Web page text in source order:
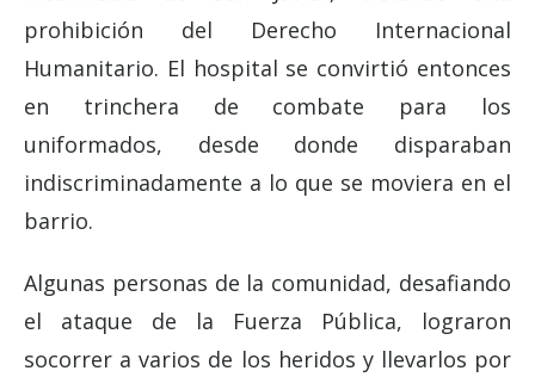
prohibición del Derecho Internacional
Humanitario. El hospital se convirtió entonces
en trinchera de combate para los
uniformados, desde donde disparaban
indiscriminadamente a lo que se moviera en el
barrio.
Algunas personas de la comunidad, desafiando
el ataque de la Fuerza Pública, lograron
socorrer a varios de los heridos y llevarlos por